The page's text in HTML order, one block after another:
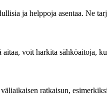
ja helppoja asentaa. Ne
voit harkita sähköaitoja,
ratkaisun,